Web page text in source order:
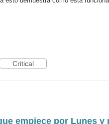
Critical
empiece por Lunes y